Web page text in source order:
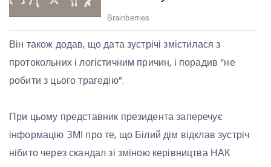
Він також додав, що дата зустрічі змістилася з
протокольних і логістичним причин, і порадив “не
робити з цього трагедію”.
При цьому представник президента заперечує
інформацію ЗМІ про те, що Білий дім відклав зустріч
нібито через скандал зі зміною керівництва НАК